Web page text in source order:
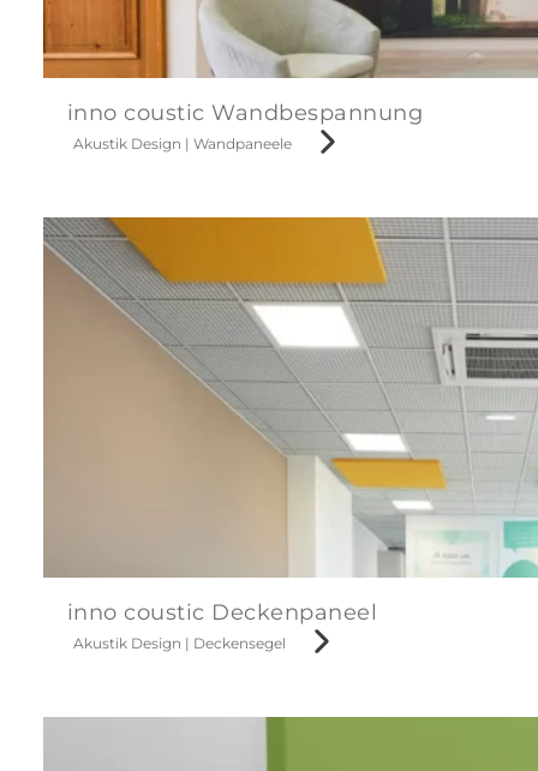
inno coustic Wandbespannung
Akustik Design | Wandpaneele
inno coustic Deckenpaneel
Akustik Design | Deckensegel